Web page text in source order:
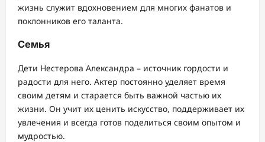
жизнь служит вдохновением для многих фанатов и
поклонников его таланта.
Семья
Дети Нестерова Александра – источник гордости и
радости для него. Актер постоянно уделяет время
своим детям и старается быть важной частью их
жизни. Он учит их ценить искусство, поддерживает их
увлечения и всегда готов поделиться своим опытом и
мудростью.